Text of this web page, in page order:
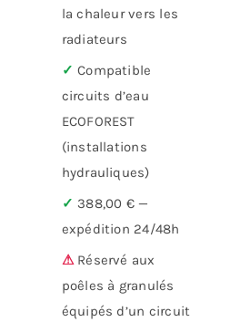
la chaleur vers les
radiateurs
✓ Compatible
circuits d’eau
ECOFOREST
(installations
hydrauliques)
✓ 388,00 € —
expédition 24/48h
⚠Réservé aux
poêles à granulés
équipés d’un circuit